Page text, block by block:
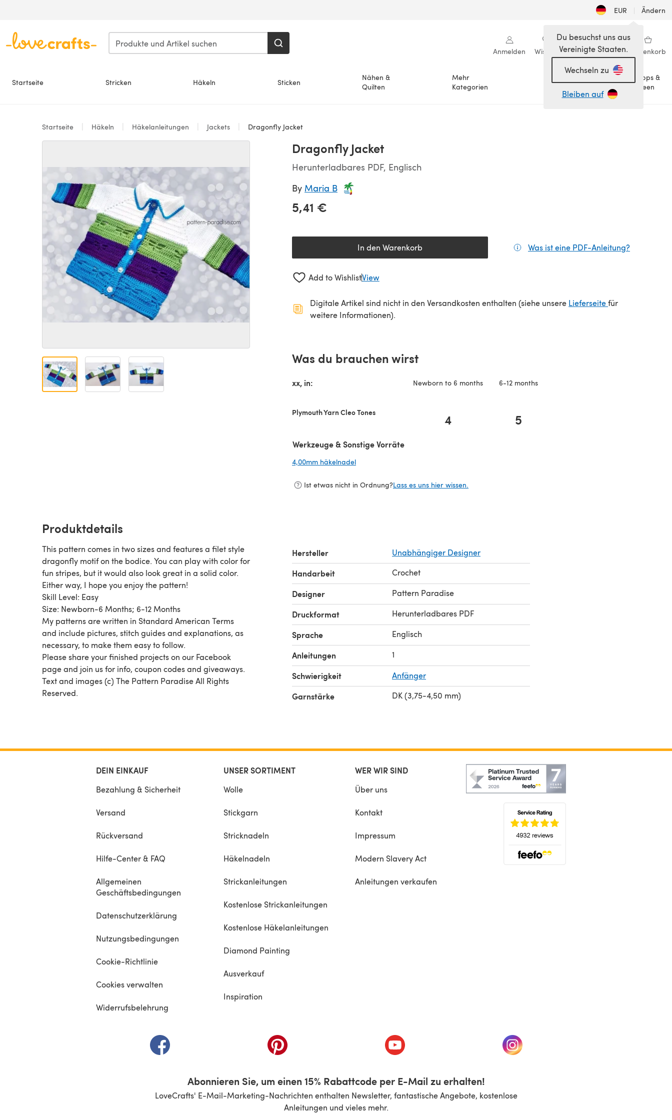
EUR | Ändern
Anmelden Wishlist Meine Bibliothek Warenkorb
Startseite Stricken Häkeln Sticken
Nähen &
Quilten
Mehr
Kategorien
Anlässe
Tipps &
Ideen
Du besuchst uns aus
Vereinigte Staaten.
Wechseln zu
Bleiben auf
Startseite Häkeln Häkelanleitungen Jackets Dragonfly Jacket
Dragonfly Jacket
Herunterladbares PDF, Englisch
By Maria B
5,41 €
In den Warenkorb Was ist eine PDF-Anleitung?
Add to WishlistView
Digitale Artikel sind nicht in den Versandkosten enthalten (siehe unsere Lieferseite(öffnet sich in
für
weitere Informationen).
Was du brauchen wirst
xx, in: Newborn to 6 months 6-12 months
Plymouth Yarn Cleo Tones 4 5
Werkzeuge & Sonstige Vorräte
4,00mm häkelnadel
Ist etwas nicht in Ordnung?Lass es uns hier wissen.
Produktdetails
This pattern comes in two sizes and features a filet style
dragonfly motif on the bodice. You can play with color for
fun stripes, but it would also look great in a solid color.
Either way, I hope you enjoy the pattern!
Skill Level: Easy
Size: Newborn-6 Months; 6-12 Months
My patterns are written in Standard American Terms
and include pictures, stitch guides and explanations, as
necessary, to make them easy to follow.
Please share your finished projects on our Facebook
page and join us for info, coupon codes and giveaways.
Text and images (c) The Pattern Paradise All Rights
Reserved.
Hersteller Unabhängiger Designer
Handarbeit Crochet
Designer Pattern Paradise
Druckformat Herunterladbares PDF
Sprache Englisch
Anleitungen 1
Schwierigkeit Anfänger
Garnstärke DK (3,75-4,50 mm)
DEIN EINKAUF
Bezahlung & Sicherheit
Versand
Rückversand
Hilfe-Center & FAQ
Allgemeinen
Geschäftsbedingungen
Datenschutzerklärung
Nutzungsbedingungen
Cookie-Richtlinie
Cookies verwalten
Widerrufsbelehrung
UNSER SORTIMENT
Wolle
Stickgarn
Stricknadeln
Häkelnadeln
Strickanleitungen
Kostenlose Strickanleitungen
Kostenlose Häkelanleitungen
Diamond Painting
Ausverkauf
Inspiration
WER WIR SIND
Über uns
Kontakt
Impressum
Modern Slavery Act
Anleitungen verkaufen
(öffnet sich in einem neuen Tab)(öffnet sich in einem neuen Tab)(öffnet sich in einem neuen Tab)(öffnet sich in einem neuen Tab)
Abonnieren Sie, um einen 15% Rabattcode per E-Mail zu erhalten!
LoveCrafts' E-Mail-Marketing-Nachrichten enthalten Newsletter, fantastische Angebote, kostenlose
Anleitungen und vieles mehr.